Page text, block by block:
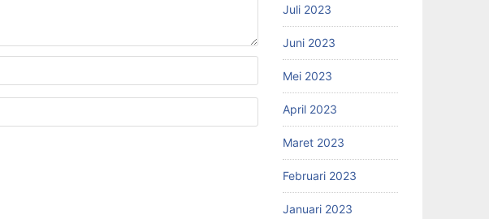
Juli 2023
Juni 2023
Mei 2023
April 2023
Maret 2023
Februari 2023
Januari 2023